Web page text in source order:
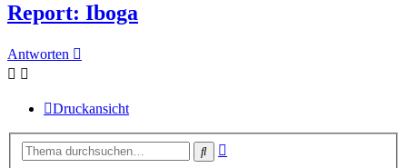
Report: Iboga
Antworten
Druckansicht
Suche